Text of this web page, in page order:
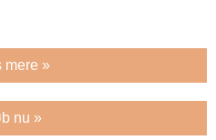
mere »
nu »